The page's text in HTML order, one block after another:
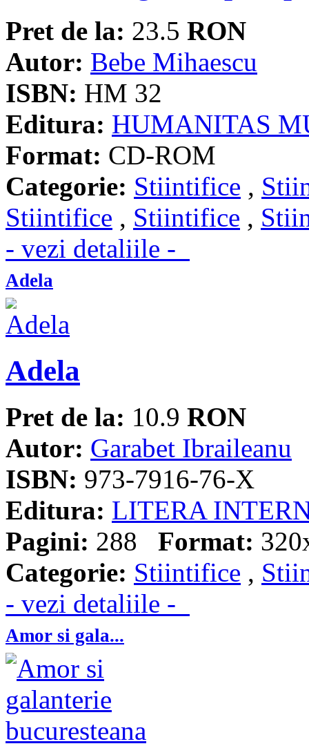
Pret de la: 23.5 RON
Autor: Bebe Mihaescu
ISBN: HM 32
Editura: HUMANITAS
Format: CD-ROM
Categorie: Stiintifice ,
Stiintifice , Stiintifice ,
- vezi detaliile -
Adela
Adela
Pret de la: 10.9 RON
Autor: Garabet Ibraileanu
ISBN: 973-7916-76-X
Editura: LITERA
Pagini: 288 Format:
Categorie: Stiintifice ,
- vezi detaliile -
Amor si gala...